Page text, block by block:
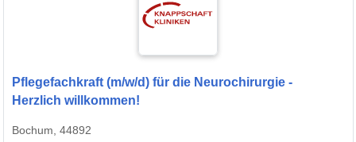
Pflegefachkraft (m/w/d) für die Neurochirurgie -
Herzlich willkommen!
Bochum, 44892